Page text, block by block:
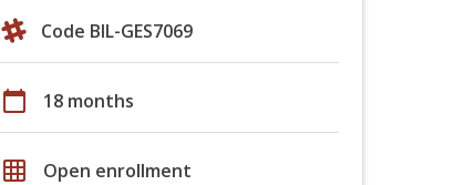
Code BIL-GES7069
calendar_today 18 months
grid_on Open enrollment